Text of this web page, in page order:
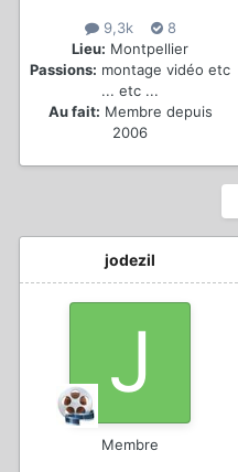
9,3k
8
Lieu: Montpellier
Passions: montage vidéo etc
... etc ...
Au fait: Membre depuis
2006
jodezil
Membre